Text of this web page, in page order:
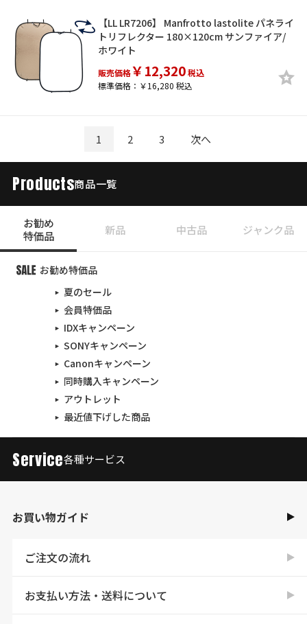
【LL LR7206】 Manfrotto lastolite パネライ
トリフレクター 180×120cm サンファイア/
ホワイト
販売価格￥12,320税込
標準価格：￥16,280 税込
1 2 3 次へ
Products商品一覧
お勧め
特価品
新品 中古品 ジャンク品
お勧め特価品
夏のセール
会員特価品
IDXキャンペーン
SONYキャンペーン
Canonキャンペーン
同時購入キャンペーン
アウトレット
最近値下げした商品
Service各種サービス
お買い物ガイド
ご注文の流れ
お支払い方法・送料について